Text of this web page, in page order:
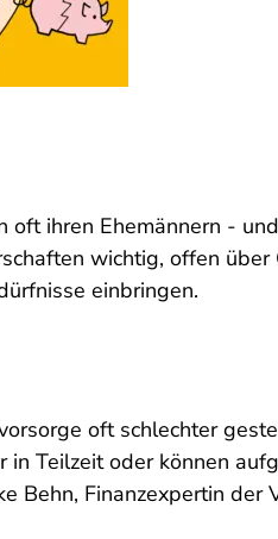
oft ihren Ehemännern -
wichtig, offen
einbringen.
oft schlechter
Teilzeit oder können
Behn, Finanzexpertin der